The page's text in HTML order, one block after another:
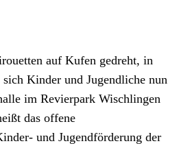
auf Kufen gedreht, in
Kinder und Jugendliche nun
im Revierpark Wischlingen
das offene
und Jugendförderung der